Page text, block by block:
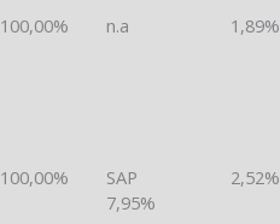
100,00% n.a 1,89%
100,00%
SAP
7,95%
2,52%